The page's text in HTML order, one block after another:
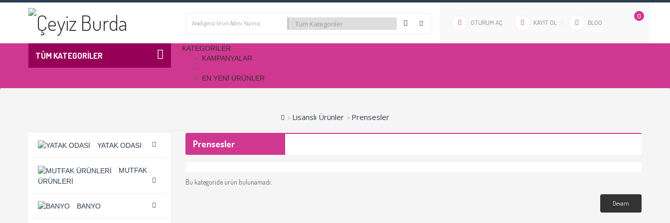
OTURUM AÇ KAYIT OL BLOG
0
TÜM KATEGORİLER
KATEGORILER
KAMPANYALAR
EN YENI ÜRÜNLER
Lisanslı Ürünler Prensesler
YATAK ODASI
MUTFAK
ÜRÜNLERI
BANYO
Prensesler
Bu kategoride ürün bulunamadı.
Devam